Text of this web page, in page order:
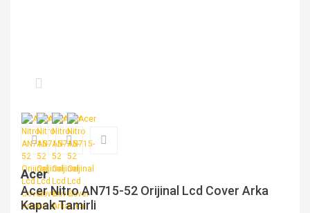
Acer
Acer Nitro AN715-52 Orijinal Lcd Cover Arka
Kapak Tamirli